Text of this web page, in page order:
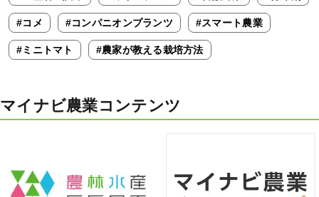
#コメ #コンパニオンプランツ #スマート農業
#ミニトマト #農家が教える栽培方法
マイナビ農業コンテンツ